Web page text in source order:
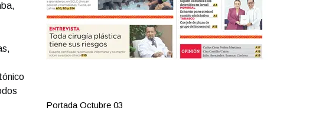
Portada Octubre 03